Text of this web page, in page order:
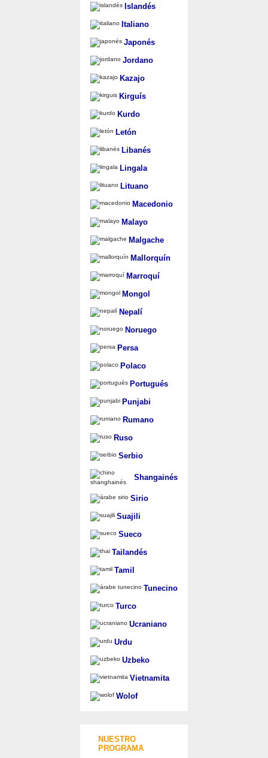
Islandés
Italiano
Japonés
Jordano
Kazajo
Kirguís
Kurdo
Letón
Libanés
Lingala
Lituano
Macedonio
Malayo
Malgache
Mallorquín
Marroquí
Mongol
Nepalí
Noruego
Persa
Polaco
Portugués
Punjabi
Rumano
Ruso
Serbio
Shangainés
Sirio
Suajili
Sueco
Tailandés
Tamil
Tunecino
Turco
Ucraniano
Urdu
Uzbeko
Vietnamita
Wolof
NUESTRO
PROGRAMA